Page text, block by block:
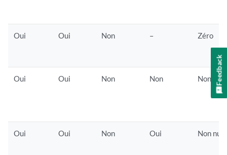
Oui Oui Non – Zéro
Oui Oui Non Non Non nul
Oui Oui Non Oui Non nul
Feedback